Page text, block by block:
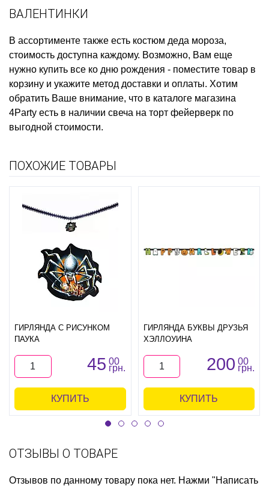
ВАЛЕНТИНКИ
В ассортименте также есть костюм деда мороза,
стоимость доступна каждому. Возможно, Вам еще
нужно купить все ко дню рождения - поместите товар в
корзину и укажите метод доставки и оплаты. Хотим
обратить Ваше внимание, что в каталоге магазина
4Party есть в наличии свеча на торт фейерверк по
выгодной стоимости.
ПОХОЖИЕ ТОВАРЫ
ГИРЛЯНДА С РИСУНКОМ
ПАУКА
45 00
грн.
КУПИТЬ
ГИРЛЯНДА БУКВЫ ДРУЗЬЯ
ХЭЛЛОУИНА
200 00
грн.
КУПИТЬ
ОТЗЫВЫ О ТОВАРЕ
Отзывов по данному товару пока нет. Нажми "Написать